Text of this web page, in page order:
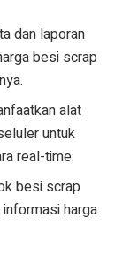
dan laporan
besi scrap
alat
untuk
real-time.
besi scrap
harga